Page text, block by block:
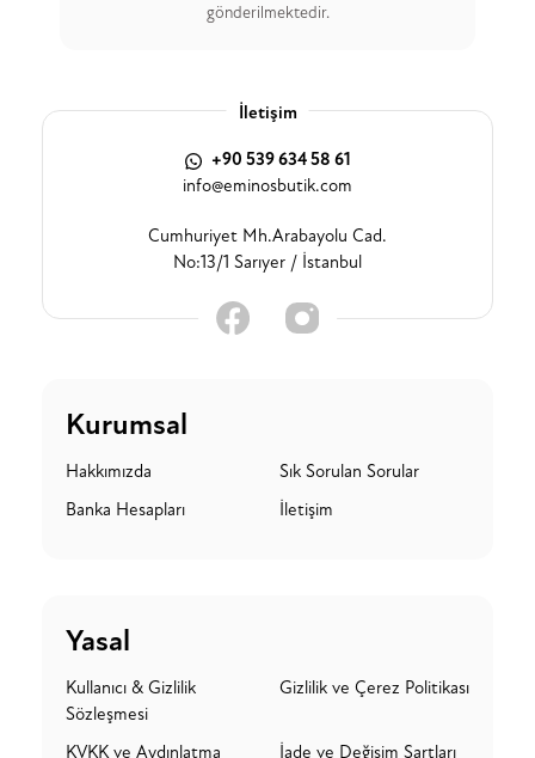
gönderilmektedir.
İletişim
+90 539 634 58 61
info@eminosbutik.com
Cumhuriyet Mh.Arabayolu Cad.
No:13/1 Sarıyer / İstanbul
Kurumsal
Hakkımızda
Sık Sorulan Sorular
Banka Hesapları
İletişim
Yasal
Kullanıcı & Gizlilik
Sözleşmesi
Gizlilik ve Çerez Politikası
KVKK ve Aydınlatma İade ve Değişim Şartları